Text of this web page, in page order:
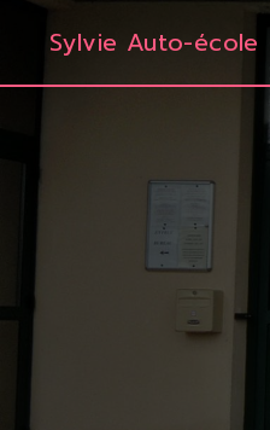
Sylvie Auto-école
Panneau de gestion des